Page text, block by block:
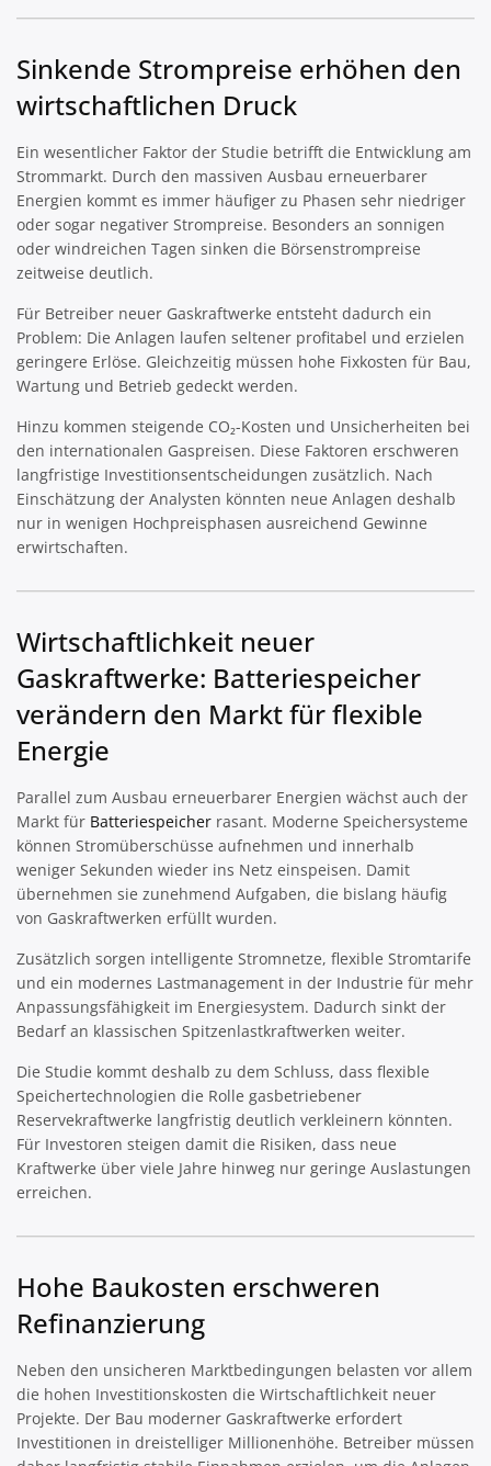
Sinkende Strompreise erhöhen den
wirtschaftlichen Druck
Ein wesentlicher Faktor der Studie betrifft die Entwicklung am
Strommarkt. Durch den massiven Ausbau erneuerbarer
Energien kommt es immer häufiger zu Phasen sehr niedriger
oder sogar negativer Strompreise. Besonders an sonnigen
oder windreichen Tagen sinken die Börsenstrompreise
zeitweise deutlich.
Für Betreiber neuer Gaskraftwerke entsteht dadurch ein
Problem: Die Anlagen laufen seltener profitabel und erzielen
geringere Erlöse. Gleichzeitig müssen hohe Fixkosten für Bau,
Wartung und Betrieb gedeckt werden.
Hinzu kommen steigende CO₂-Kosten und Unsicherheiten bei
den internationalen Gaspreisen. Diese Faktoren erschweren
langfristige Investitionsentscheidungen zusätzlich. Nach
Einschätzung der Analysten könnten neue Anlagen deshalb
nur in wenigen Hochpreisphasen ausreichend Gewinne
erwirtschaften.
Wirtschaftlichkeit neuer
Gaskraftwerke: Batteriespeicher
verändern den Markt für flexible
Energie
Parallel zum Ausbau erneuerbarer Energien wächst auch der
Markt für Batteriespeicher rasant. Moderne Speichersysteme
können Stromüberschüsse aufnehmen und innerhalb
weniger Sekunden wieder ins Netz einspeisen. Damit
übernehmen sie zunehmend Aufgaben, die bislang häufig
von Gaskraftwerken erfüllt wurden.
Zusätzlich sorgen intelligente Stromnetze, flexible Stromtarife
und ein modernes Lastmanagement in der Industrie für mehr
Anpassungsfähigkeit im Energiesystem. Dadurch sinkt der
Bedarf an klassischen Spitzenlastkraftwerken weiter.
Die Studie kommt deshalb zu dem Schluss, dass flexible
Speichertechnologien die Rolle gasbetriebener
Reservekraftwerke langfristig deutlich verkleinern könnten.
Für Investoren steigen damit die Risiken, dass neue
Kraftwerke über viele Jahre hinweg nur geringe Auslastungen
erreichen.
Hohe Baukosten erschweren
Refinanzierung
Neben den unsicheren Marktbedingungen belasten vor allem
die hohen Investitionskosten die Wirtschaftlichkeit neuer
Projekte. Der Bau moderner Gaskraftwerke erfordert
Investitionen in dreistelliger Millionenhöhe. Betreiber müssen